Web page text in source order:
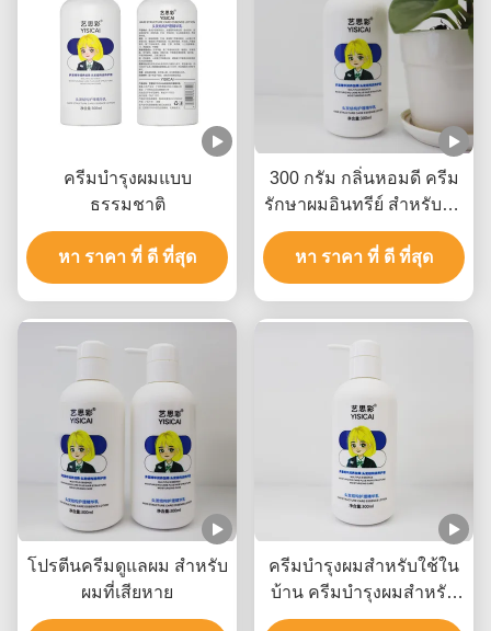
ครีมบํารุงผมแบบ
ธรรมชาติ
หา ราคา ที่ ดี ที่สุด
300 กรัม กลิ่นหอมดี ครีม
รักษาผมอินทรีย์ สําหรับทุก
เส้นผิวผม การซ่อมแซม
ความเสียหาย
หา ราคา ที่ ดี ที่สุด
โปรตีนครีมดูแลผม สําหรับ
ผมที่เสียหาย
ครีมบํารุงผมสําหรับใช้ใน
บ้าน ครีมบํารุงผมสําหรับ
ปลายแตก